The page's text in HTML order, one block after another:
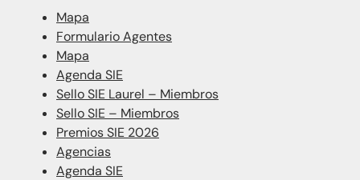
Mapa
Formulario Agentes
Mapa
Agenda SIE
Sello SIE Laurel – Miembros
Sello SIE – Miembros
Premios SIE 2026
Agencias
Agenda SIE